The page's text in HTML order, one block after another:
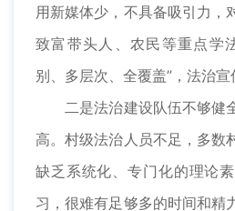
用新媒体少，不具备吸引力，
致富带头人、农民等重点学
别、多层次、全覆盖”，法治宣
二是法治建设队伍不够健
高。村级法治人员不足，多数
缺乏系统化、专门化的理论
习，很难有足够多的时间和精